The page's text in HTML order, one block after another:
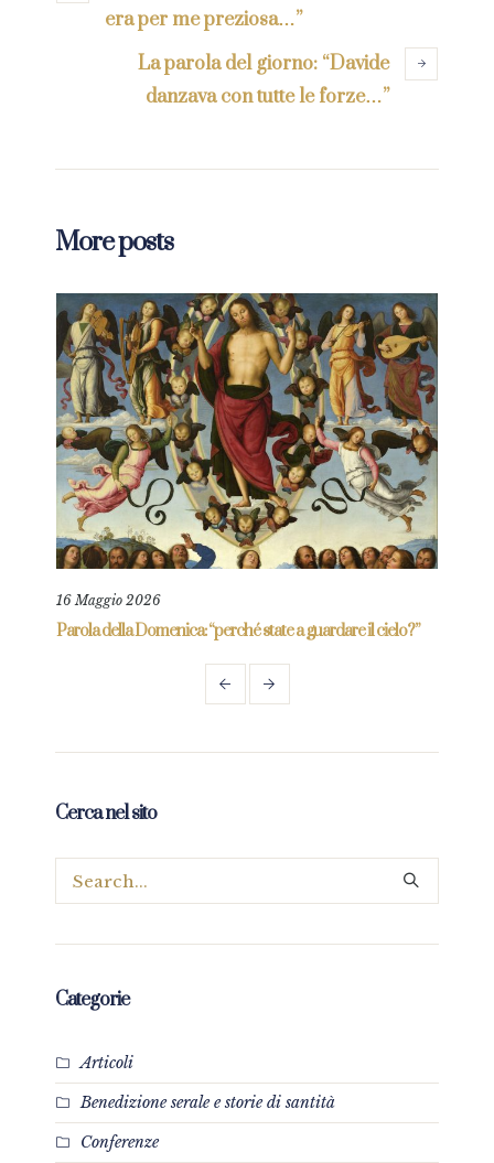
era per me preziosa…”
La parola del giorno: “Davide
danzava con tutte le forze…”
More posts
16 Maggio 2026
Parola della Domenica: “perché state a guardare il cielo?”
Cerca nel sito
Categorie
Articoli
Benedizione serale e storie di santità
Conferenze